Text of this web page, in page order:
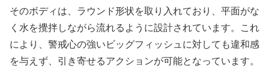
そのボディは、ラウンド形状を取り入れており、平面がな
く水を攪拌しながら流れるように設計されています。これ
により、警戒心の強いビッグフィッシュに対しても違和感
を与えず、引き寄せるアクションが可能となっています。